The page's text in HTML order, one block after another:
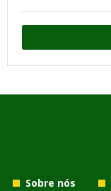
Sobre nós